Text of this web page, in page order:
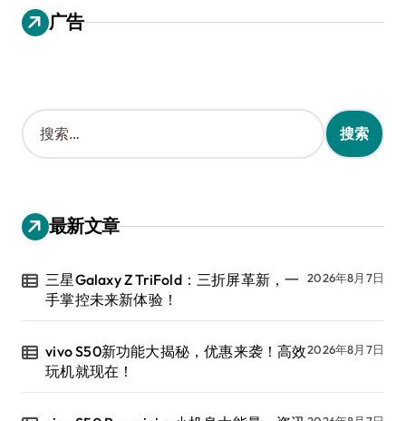
广告
搜
索
：
最新文章
三星Galaxy Z TriFold：三折屏革新，一
手掌控未来新体验！
2026年8月7日
vivo S50新功能大揭秘，优惠来袭！高效
玩机就现在！
2026年8月7日